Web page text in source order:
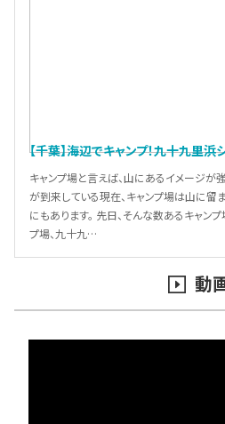
【千葉】海辺でキャンプ！九十九里
キャンプ場と言えば、山にあるイメージが
が到来している現在、キャンプ場は山に留
にもあります。 先日、そんな数あるキャン
プ場、九十九…
動